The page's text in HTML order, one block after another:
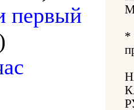
первый
*